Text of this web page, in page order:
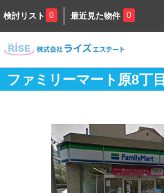
検討リスト 0 最近見た物件 0
ファミリーマート原8丁目